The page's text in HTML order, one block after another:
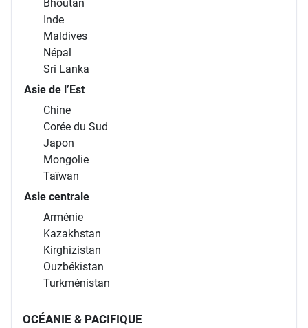
Bhoutan
Inde
Maldives
Népal
Sri Lanka
Asie de l’Est
Chine
Corée du Sud
Japon
Mongolie
Taïwan
Asie centrale
Arménie
Kazakhstan
Kirghizistan
Ouzbékistan
Turkménistan
OCÉANIE & PACIFIQUE